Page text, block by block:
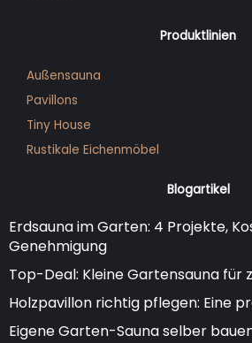
Produktlinien
Außensauna
Pavillons
Tiny House
Rustikale Eichenmöbel
Blogartikel
Erdsauna im Garten: 4 Projekte,
Genehmigung
Top-Deal: Kleine Gartensauna für
Holzpavillon richtig pflegen: Eine
Eigene Garten-Sauna selber